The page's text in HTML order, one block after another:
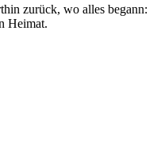
zurück, wo alles begann:
Heimat.